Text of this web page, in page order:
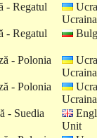
- Regatul
Ucraina
- Regatul
- Polonia
Ucraina
- Polonia
Ucraina
- Suedia
Unit